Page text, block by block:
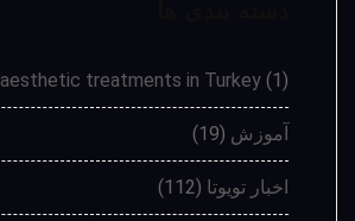
aesthetic treatments in Turkey (1)
آموزش (19)
اخبار تویوتا (112)